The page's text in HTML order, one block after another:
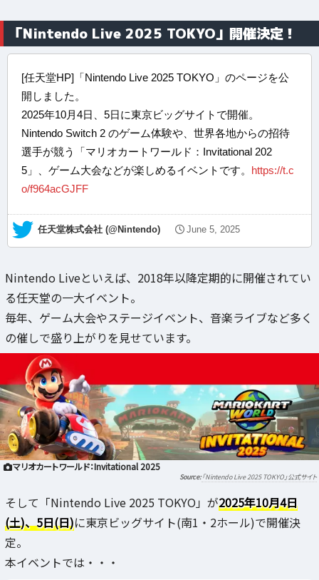
「Nintendo Live 2025 TOKYO」開催決定！
[任天堂HP]「Nintendo Live 2025 TOKYO」のページを公
開しました。
2025年10月4日、5日に東京ビッグサイトで開催。
Nintendo Switch 2 のゲーム体験や、世界各地からの招待
選手が競う「マリオカートワールド：Invitational 202
5」、ゲーム大会などが楽しめるイベントです。 https://t.c
o/f964acGJFF
— 任天堂株式会社 (@Nintendo) June 5, 2025
Nintendo Liveといえば、2018年以降定期的に開催されてい
る任天堂の一大イベント。
毎年、ゲーム大会やステージイベント、音楽ライブなど多く
の催しで盛り上がりを見せています。
マリオカートワールド：Invitational 2025
「Nintendo Live 2025 TOKYO」公式サイト
そして「Nintendo Live 2025 TOKYO」が2025年10月4日
(土)、5日(日)に東京ビッグサイト(南1・2ホール)で開催決
定。
本イベントでは・・・